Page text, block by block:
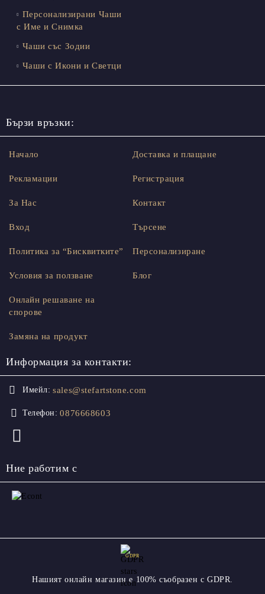
Персонализирани Чаши
с Име и Снимка
Чаши със Зодии
Чаши с Икони и Светци
Бързи връзки:
Начало
Рекламации
За Нас
Вход
Доставка и плащане
Регистрация
Контакт
Търсене
Политика за “Бисквитките”
Условия за ползване
Онлайн решаване на
спорове
Замяна на продукт
Персонализиране
Блог
Информация за контакти:
Имейл: sales@stefartstone.com
Телефон: 0876668603
Ние работим с
GDPR
Нашият онлайн магазин е 100% съобразен с GDPR.